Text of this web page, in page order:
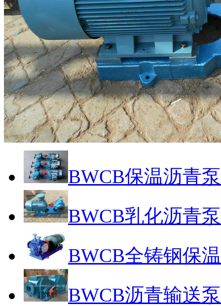
BWCB保温沥青泵
BWCB乳化沥青泵
BWCB全铸钢保
BWCB沥青输送泵